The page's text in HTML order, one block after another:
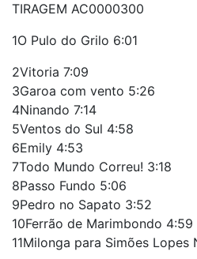
TIRAGEM AC0000300
1O Pulo do Grilo 6:01
2Vitoria 7:09
3Garoa com vento 5:26
4Ninando 7:14
5Ventos do Sul 4:58
6Emily 4:53
7Todo Mundo Correu! 3:18
8Passo Fundo 5:06
9Pedro no Sapato 3:52
10Ferrão de Marimbondo 4:59
11Milonga para Simões Lopes